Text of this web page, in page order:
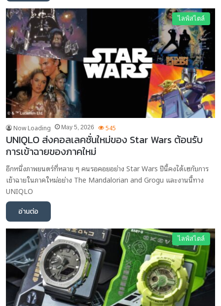
ไลฟ์สไตล์
Now Loading May 5, 2026 545
UNIQLO ส่งคอลเลคชั่นใหม่ของ Star Wars ต้อนรับ
การเข้าฉายของภาคใหม่
อีกหนึ่งภาพยนตร์ที่หลาย ๆ คนรอคอยอย่าง Star Wars ปีนี้คงได้เฮกับการ
เข้าฉายในภาคใหม่อย่าง The Mandalorian and Grogu และงานนี้ทาง
UNIQLO
อ่านต่อ
ไลฟ์สไตล์